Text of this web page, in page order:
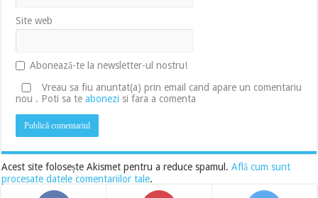
Site web
Abonează-te la newsletter-ul nostru!
Vreau sa fiu anuntat(a) prin email cand apare un comentariu
nou . Poti sa teabonezi si fara a comenta
Acest site folosește Akismet pentru a reduce spamul.Află cum sunt
procesate datele comentariilor tale.